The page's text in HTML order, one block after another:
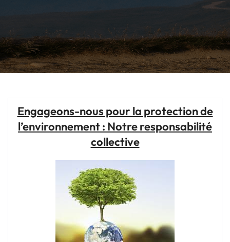
Engageons-nous pour la protection de
l’environnement : Notre responsabilité
collective